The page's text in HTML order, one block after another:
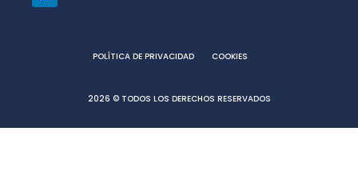
POLÍTICA DE PRIVACIDAD COOKIES
2026 © TODOS LOS DERECHOS RESERVADOS